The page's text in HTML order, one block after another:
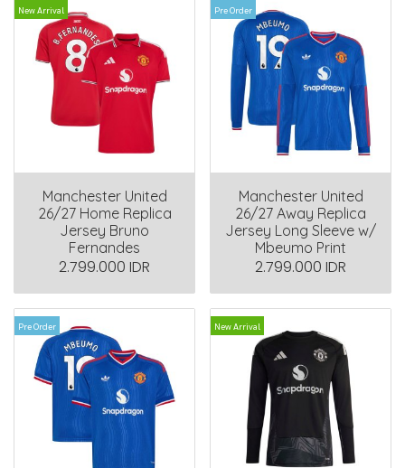
New Arrival
Manchester United
26/27 Home Replica
Jersey Bruno
Fernandes
2.799.000 IDR
Pre Order
Manchester United
26/27 Away Replica
Jersey Long Sleeve w/
Mbeumo Print
2.799.000 IDR
Pre Order New Arrival